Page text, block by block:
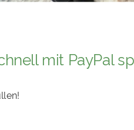
mit PayPal